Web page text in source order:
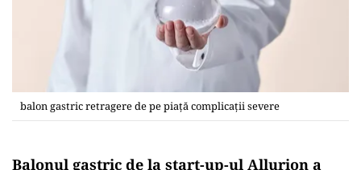
balon gastric retragere de pe piață complicații severe
Balonul gastric de la start-up-ul Allurion a